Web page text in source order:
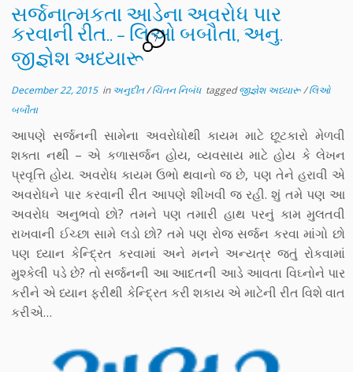
સર્જનાત્મકતા આડેના અવરોધ પાર
કરવાની રીત.. – લિઓ બબૌતા, અનુ.
જીજ્ઞેશ અધ્યારૂ
7
December 22, 2015in અનુદીત/ચિંતન નિબંધ taggedજીજ્ઞેશ અધ્યારૂ/લિઓ
બબૌતા
આપણે સર્જનની સામેના અવરોધોથી કાયમ માટે છૂટકારો મેળવી
શક્તા નથી – એ કળાસર્જન હોય, વ્યવસાય માટે હોય કે લેખન
પ્રવૃત્તિ હોય. અવરોધ કાયમ ઉભો થવાનો જ છે, પણ તેને હરાવી એ
અવરોધને પાર કરવાની રીત આપણે શીખવી જ રહી. શું તમે પણ આ
અવરોધ અનુભવો છો? તમને પણ તમારી હાથ પરનું કામ મુલતવી
રાખવાની ઈચ્છા સામે લડો છો? તમે પણ રોજ સર્જન કરવા માંગો છો
પણ ધ્યાન કેન્દ્રિત કરવામાં અને મનને અન્યત્ર જતું રોકવામાં
મુશ્કેલી પડે છે? તો સર્જનની આ આદતની આડે આવતા વિઘ્નોને પાર
કરીને એ ધ્યાન ફરીથી કેન્દ્રિત કરી શકાય એ માટેની રીત વિશે વાત
કરીએ…